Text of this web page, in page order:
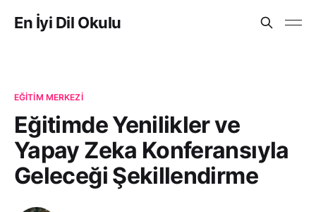
En İyi Dil Okulu
EĞITIM MERKEZI
Eğitimde Yenilikler ve
Yapay Zeka Konferansıyla
Geleceği Şekillendirme